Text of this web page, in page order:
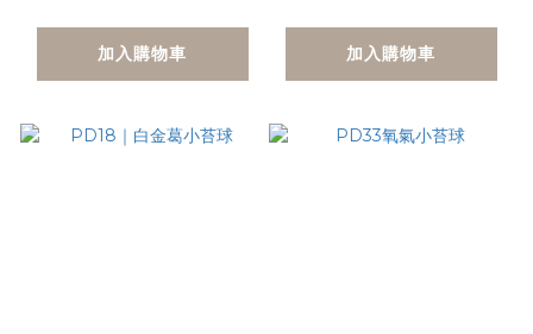
加入購物車 加入購物車